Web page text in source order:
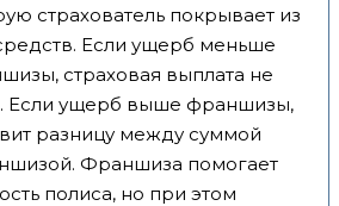
страхователь покрывает из
Если ущерб меньше
страховая выплата не
Если ущерб выше франшизы,
разницу между суммой
Франшиза помогает
полиса, но при этом